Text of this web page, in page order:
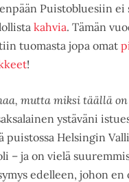
Puistobluesiin
kahvia. Tämän
tuomasta jopa omat
!
mutta miksi täällä
ystäväni
puistossa Helsingin
– ja on vielä
edelleen, johon en